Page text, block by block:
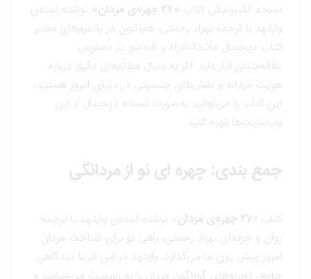
نسخه الکترونیکی کتاب «۲۷ چهره‌ی مردان»
نوشته استفن
وایتهد با ترجمه بهزاد رحمتی، هم‌اکنون در پلتفرم‌های معتبر
کتاب دیجیتال مانند کتابراه فیدیبو
در دسترس
علاقه‌مندان قرار دارد. اگر به دنبال مطالعه‌ای دقیق درباره
هویت مردانه و نقش‌های جنسیتی در دنیای امروز هستید،
این کتاب را می‌توانید به‌صورت نسخه دیجیتال از این
وب‌سایت‌ها تهیه کنید.
جمع بندی: چهره ای نو از مردانگی
کتاب «
» نوشته استفن وایتهد با ترجمه
روان و حرفه‌ای بهزاد رحمتی، راهی نو برای شناخت مردان
امروز پیش روی ما می‌گذارد. وایتهد در این اثر با دیدگاهی